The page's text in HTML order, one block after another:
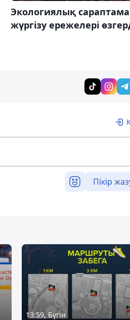
Экологиялық сараптама
жүргізу ережелері
Пікір
13:59, Бүгін